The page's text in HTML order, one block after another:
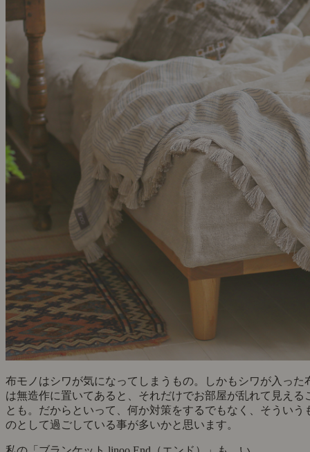
布モノはシワが気になってしまうもの。しかもシワが入った
は無造作に置いてあると、それだけでお部屋が乱れて見える
とも。だからといって、何か対策をするでもなく、そういう
のとして過ごしている事が多いかと思います。